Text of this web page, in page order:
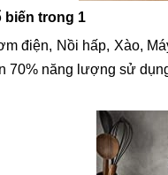
biến trong 1
điện, Nồi hấp, Xào,
70% năng lượng sử